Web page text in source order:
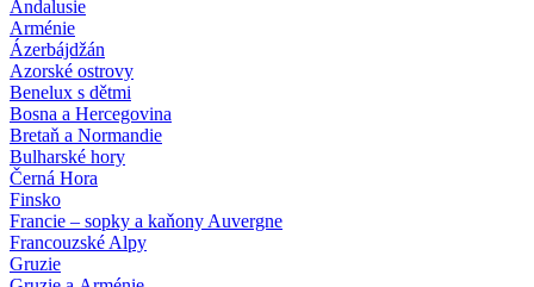
Andalusie
Arménie
Ázerbájdžán
Azorské ostrovy
Benelux s dětmi
Bosna a Hercegovina
Bretaň a Normandie
Bulharské hory
Černá Hora
Finsko
Francie – sopky a kaňony Auvergne
Francouzské Alpy
Gruzie